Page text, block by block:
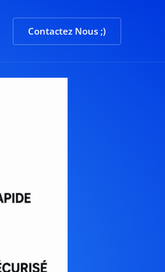
Contactez Nous ;)